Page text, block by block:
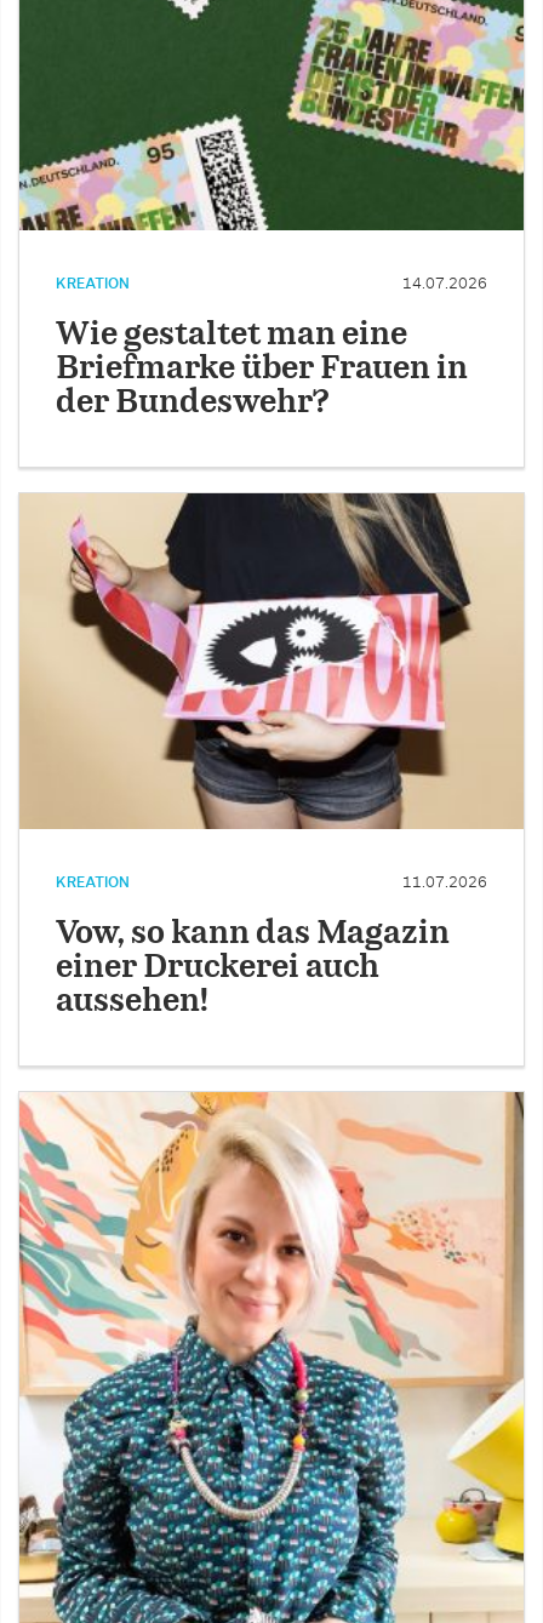
KREATION 14.07.2026
Wie gestaltet man eine
Briefmarke über Frauen in
der Bundeswehr?
KREATION 11.07.2026
Vow, so kann das Magazin
einer Druckerei auch
aussehen!